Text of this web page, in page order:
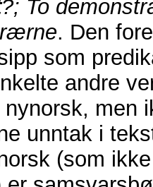
?; To
. Den
som
andre
men
unntak i
(som